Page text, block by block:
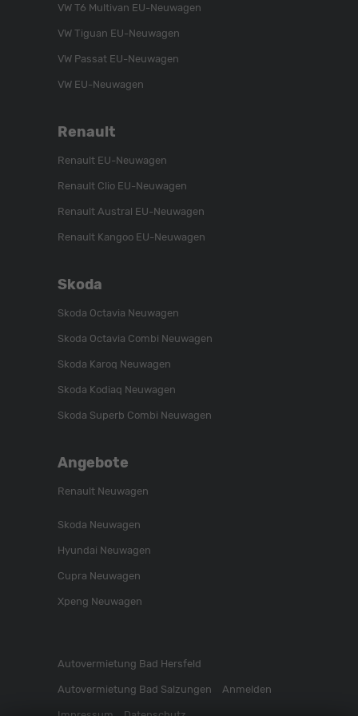
Instagram
KanalFacebook
VW T6 Multivan EU-Neuwagen
VW Tiguan EU-Neuwagen
VW Passat EU-Neuwagen
VW EU-Neuwagen
Renault
Renault EU-Neuwagen
Renault Clio EU-Neuwagen
Renault Austral EU-Neuwagen
Renault Kangoo EU-Neuwagen
Skoda
Skoda Octavia Neuwagen
Skoda Octavia Combi Neuwagen
Skoda Karoq Neuwagen
Skoda Kodiaq Neuwagen
Skoda Superb Combi Neuwagen
Angebote
Renault Neuwagen
Skoda Neuwagen
Hyundai Neuwagen
Cupra Neuwagen
Xpeng Neuwagen
Autovermietung Bad Hersfeld
Autovermietung Bad Salzungen Anmelden